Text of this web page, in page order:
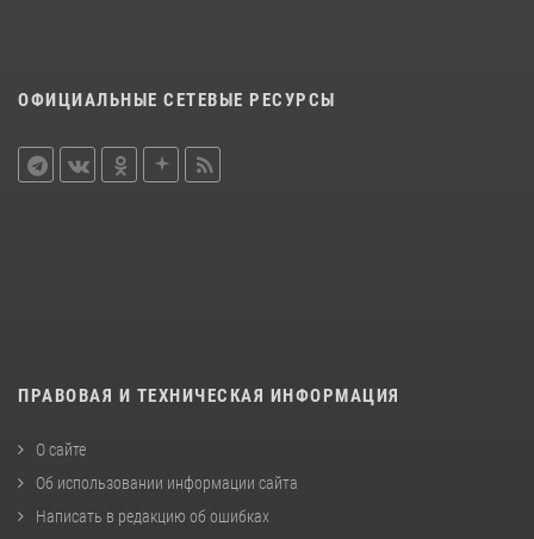
ОФИЦИАЛЬНЫЕ СЕТЕВЫЕ РЕСУРСЫ
ПРАВОВАЯ И ТЕХНИЧЕСКАЯ ИНФОРМАЦИЯ
О сайте
Об использовании информации сайта
Написать в редакцию об ошибках